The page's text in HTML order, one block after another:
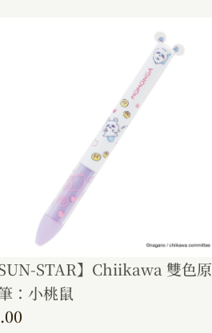
SUN-STAR】Chiikawa 雙色原
：小桃鼠